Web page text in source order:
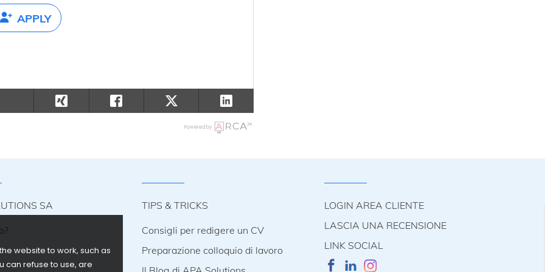
website to work, such as
can refuse to use, are
APPLY
Powered by
SA TIPS & TRICKS
Consigli per redigere un CV
Preparazione colloquio di lavoro
LOGIN AREA CLIENTE
LASCIA UNA RECENSIONE
LINK SOCIAL